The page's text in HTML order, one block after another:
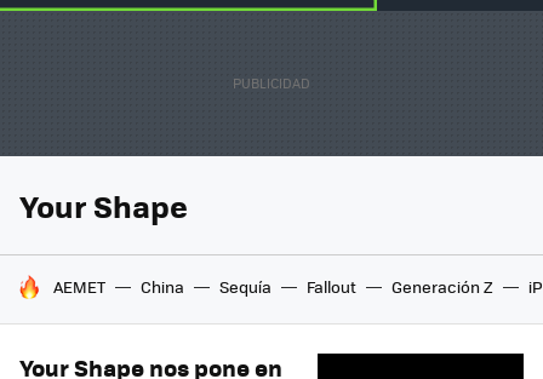
Your Shape
HOY SE HABLA DE
AEMET China Sequía Fallout Generación Z
Your Shape nos pone en